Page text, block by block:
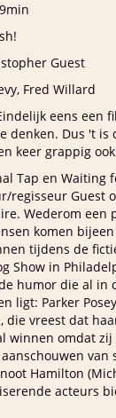
Guest
Fred Willard
eens een
denken. Dus 't is
keer grappig
Tap en Waiting
regisseur Guest
Wederom een
komen
tijdens de
Show in
humor die al in
ligt: Parker
die vreest dat
winnen omdat
van
Hamilton
acteurs